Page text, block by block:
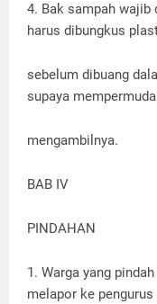
4. Bak sampah wajib
harus dibungkus
sebelum dibuang
supaya
mengambilnya.
BAB IV
PINDAHAN
1. Warga yang
melapor ke